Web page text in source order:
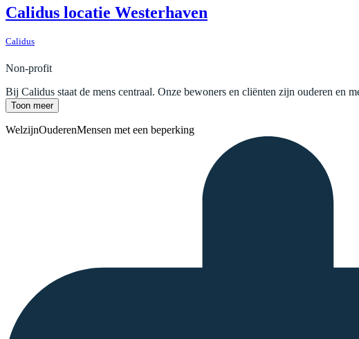
Calidus locatie Westerhaven
Calidus
Non-profit
Bij Calidus staat de mens centraal. Onze bewoners en cliënten zijn ouderen en
Toon meer
WelzijnOuderenMensen met een beperking